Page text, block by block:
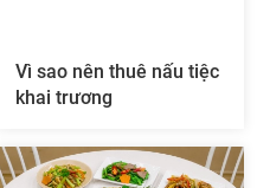
Vì sao nên thuê nấu tiệc
khai trương